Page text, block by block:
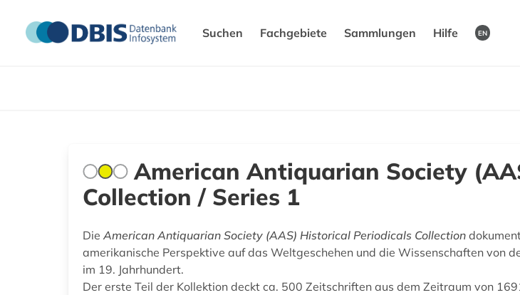
Suchen Fachgebiete Sammlungen Hilfe EN
American Antiquarian Society
Collection / Series 1
Die American Antiquarian Society (AAS) Historical Periodicals Collection
amerikanische Perspektive auf das Weltgeschehen und die Wissenschaften von
im 19. Jahrhundert.
Der erste Teil der Kollektion deckt ca. 500 Zeitschriften aus dem Zeitraum von